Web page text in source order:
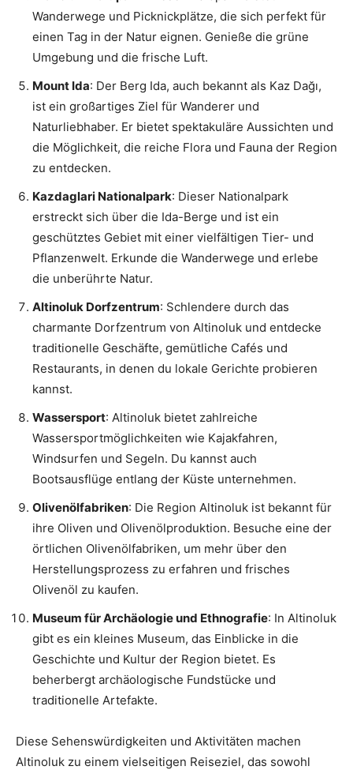
Wanderwege und Picknickplätze, die sich perfekt für
einen Tag in der Natur eignen. Genieße die grüne
Umgebung und die frische Luft.
Mount Ida: Der Berg Ida, auch bekannt als Kaz Dağı,
ist ein großartiges Ziel für Wanderer und
Naturliebhaber. Er bietet spektakuläre Aussichten und
die Möglichkeit, die reiche Flora und Fauna der Region
zu entdecken.
Kazdaglari Nationalpark: Dieser Nationalpark
erstreckt sich über die Ida-Berge und ist ein
geschütztes Gebiet mit einer vielfältigen Tier- und
Pflanzenwelt. Erkunde die Wanderwege und erlebe
die unberührte Natur.
Altinoluk Dorfzentrum: Schlendere durch das
charmante Dorfzentrum von Altinoluk und entdecke
traditionelle Geschäfte, gemütliche Cafés und
Restaurants, in denen du lokale Gerichte probieren
kannst.
Wassersport: Altinoluk bietet zahlreiche
Wassersportmöglichkeiten wie Kajakfahren,
Windsurfen und Segeln. Du kannst auch
Bootsausflüge entlang der Küste unternehmen.
Olivenölfabriken: Die Region Altinoluk ist bekannt für
ihre Oliven und Olivenölproduktion. Besuche eine der
örtlichen Olivenölfabriken, um mehr über den
Herstellungsprozess zu erfahren und frisches
Olivenöl zu kaufen.
Museum für Archäologie und Ethnografie: In Altinoluk
gibt es ein kleines Museum, das Einblicke in die
Geschichte und Kultur der Region bietet. Es
beherbergt archäologische Fundstücke und
traditionelle Artefakte.
Diese Sehenswürdigkeiten und Aktivitäten machen
Altinoluk zu einem vielseitigen Reiseziel, das sowohl